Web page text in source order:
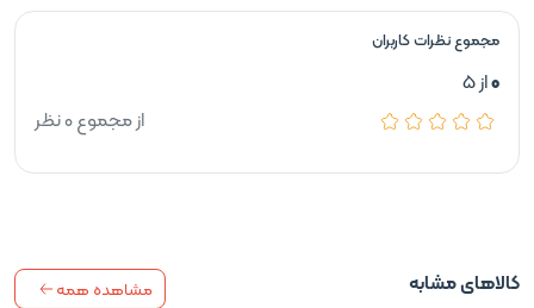
کالاهای مشابه مشاهده همه
مجموع نظرات کاربران
0از 5
از مجموع 0 نظر